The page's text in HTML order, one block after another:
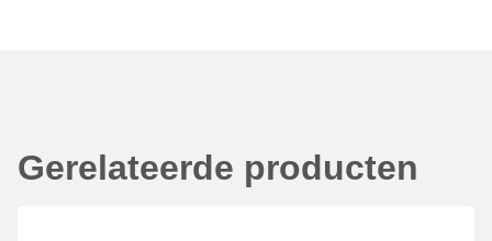
Gerelateerde producten